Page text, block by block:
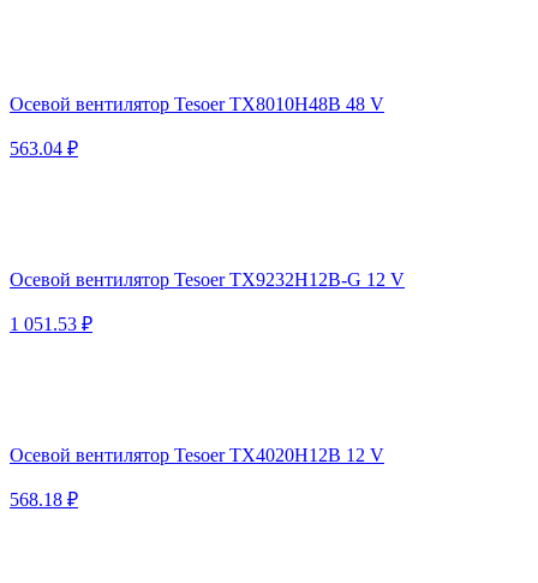
Осевой вентилятор Tesoer TX8010H48B 48 V
563.04 ₽
Осевой вентилятор Tesoer TX9232H12B-G 12 V
1 051.53 ₽
Осевой вентилятор Tesoer TX4020H12B 12 V
568.18 ₽